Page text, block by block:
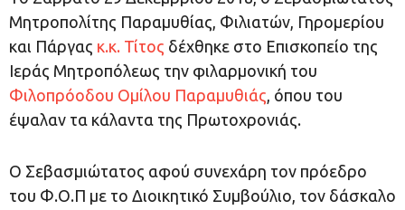
Μητροπολίτης Παραμυθίας, Φιλιατών, Γηρομερίου
και Πάργας κ.κ. Τίτος δέχθηκε στο Επισκοπείο της
Ιεράς Μητροπόλεως την φιλαρμονική του
Φιλοπρόοδου Ομίλου Παραμυθιάς, όπου του
έψαλαν τα κάλαντα της Πρωτοχρονιάς.
Ο Σεβασμιώτατος αφού συνεχάρη τον πρόεδρο
του Φ.Ο.Π με το Διοικητικό Συμβούλιο, τον δάσκαλο